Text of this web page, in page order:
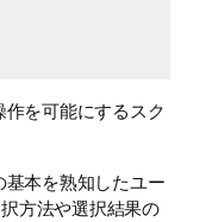
を可能にするスク
基本を熟知したユー
方法や選択結果の